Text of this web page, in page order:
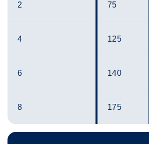
2 75
4 125
6 140
8 175